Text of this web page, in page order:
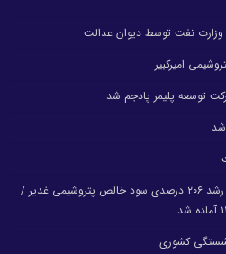
نفت توسط دیوان عدالت
امیرکبیر
توسعه پلیمر پادجم شد
شد
رشد ۲۴ درصدی درآمد عملیاتی و رشد ۲۰۶ درصدی سود خالص پتروشیمی غدیر /
کشوری